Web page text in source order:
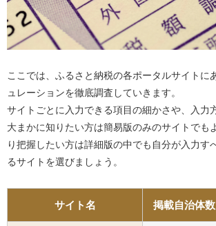
ここでは、ふるさと納税の各ポータルサイトに
ュレーションを徹底調査していきます。
サイトごとに入力できる項目の細かさや、入力
大まかに知りたい方は簡易版のみのサイトでも
り把握したい方は詳細版の中でも自分が入力す
るサイトを選びましょう。
サイト名 掲載自治体数